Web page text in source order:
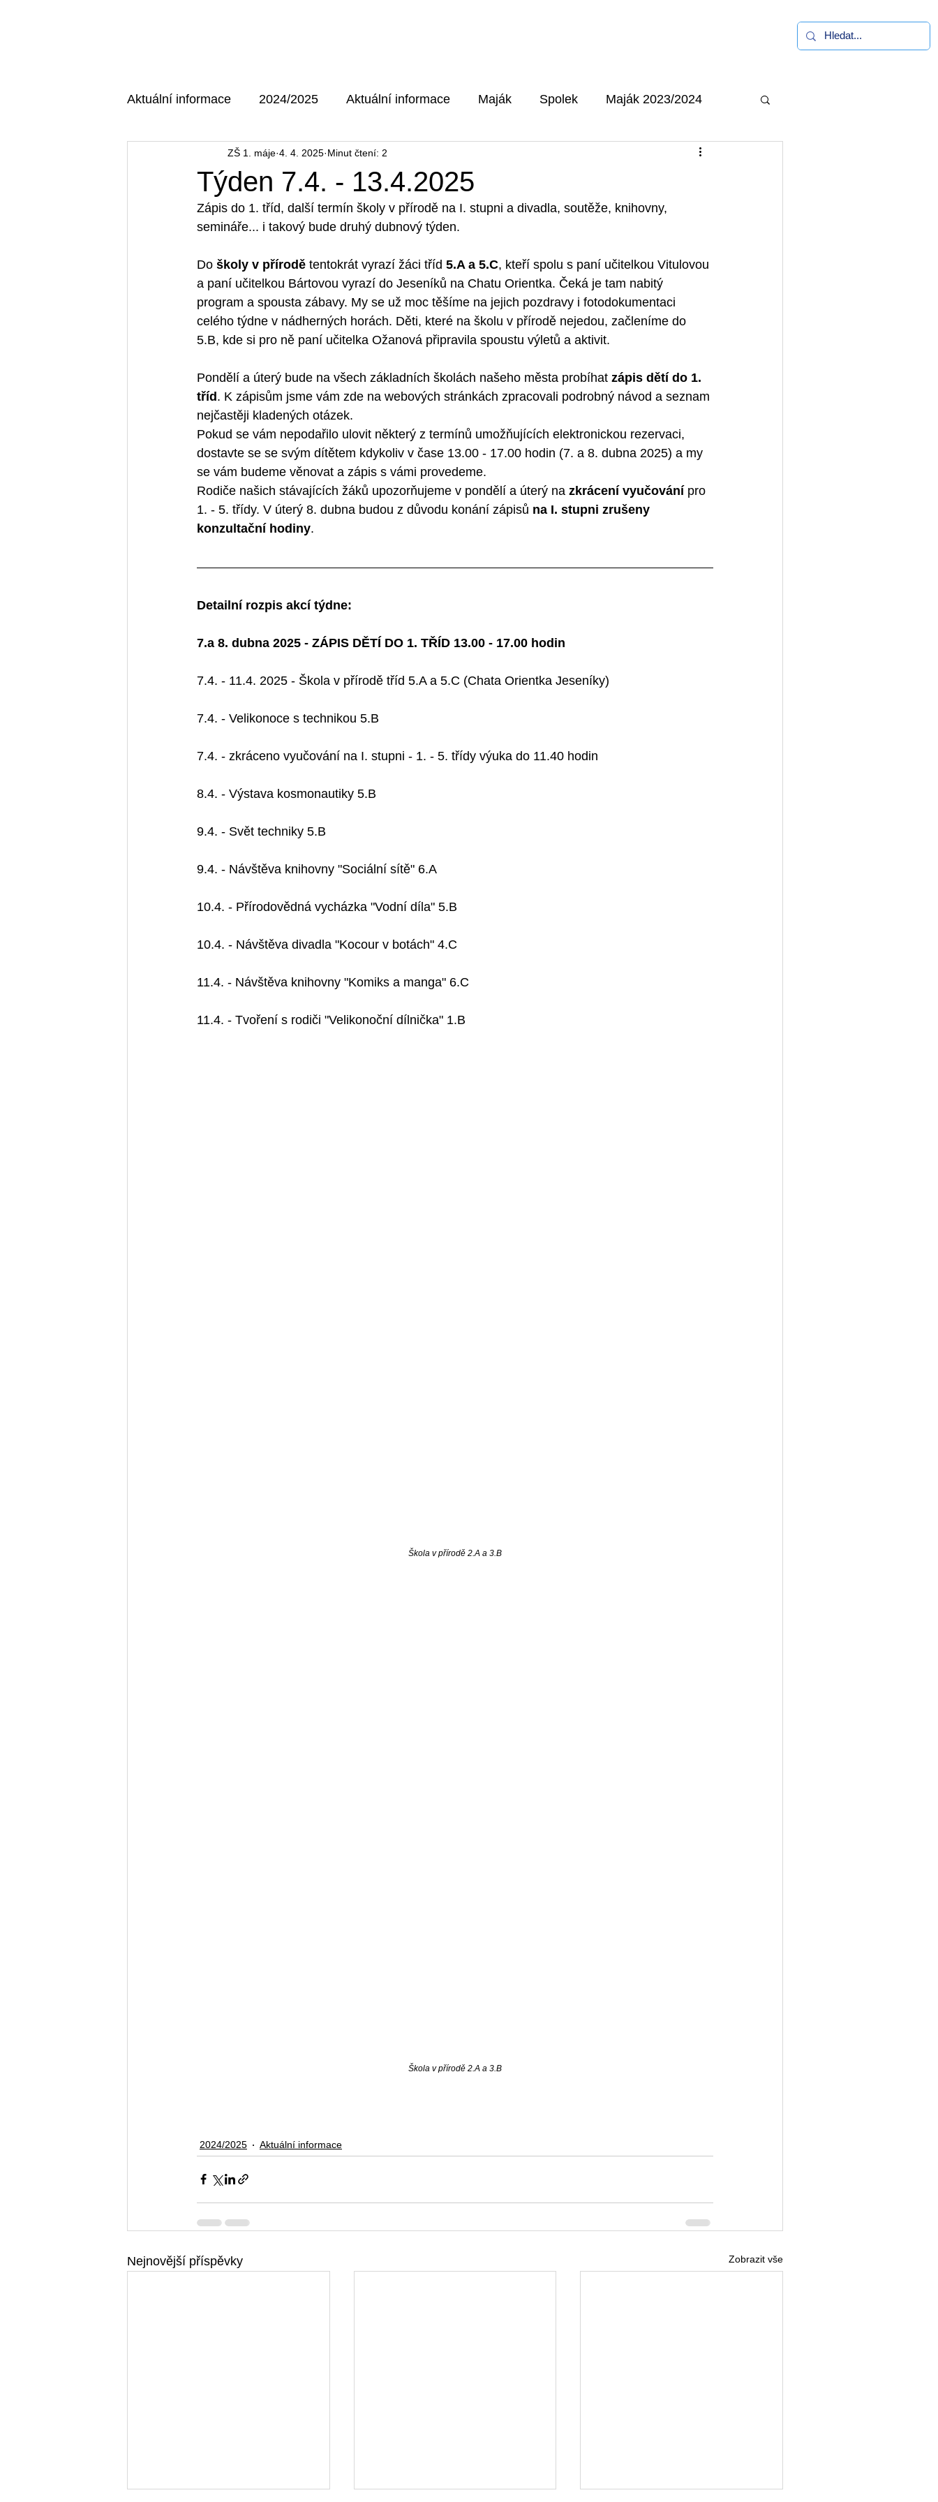
Aktuální informace 2024/2025 Aktuální informace Maják Spolek Maják 2023/2024
AKTUÁLNÍ MAJÁK 2025/2026
Týden 7.4. - 13.4.2025
ZŠ 1. máje 4. 4. 2025 Minut čtení: 2
Zápis do 1. tříd, další termín školy v přírodě na I. stupni a divadla, soutěže, knihovny,
semináře... i takový bude druhý dubnový týden.
Do školy v přírodě tentokrát vyrazí žáci tříd 5.A a 5.C, kteří spolu s paní učitelkou Vitulovou
a paní učitelkou Bártovou vyrazí do Jeseníků na Chatu Orientka. Čeká je tam nabitý
program a spousta zábavy. My se už moc těšíme na jejich pozdravy i fotodokumentaci
celého týdne v nádherných horách. Děti, které na školu v přírodě nejedou, začleníme do
5.B, kde si pro ně paní učitelka Ožanová připravila spoustu výletů a aktivit.
Pondělí a úterý bude na všech základních školách našeho města probíhat zápis dětí do 1.
tříd . K zápisům jsme vám zde na webových stránkách zpracovali podrobný návod a seznam
nejčastěji kladených otázek.
Pokud se vám nepodařilo ulovit některý z termínů umožňujících elektronickou rezervaci,
dostavte se se svým dítětem kdykoliv v čase 13.00 - 17.00 hodin (7. a 8. dubna 2025) a my
se vám budeme věnovat a zápis s vámi provedeme.
Rodiče našich stávajících žáků upozorňujeme v pondělí a úterý na zkrácení vyučování pro
1. - 5. třídy. V úterý 8. dubna budou z důvodu konání zápisů na I. stupni zrušeny
konzultační hodiny.
Detailní rozpis akcí týdne:
7.a 8. dubna 2025 - ZÁPIS DĚTÍ DO 1. TŘÍD 13.00 - 17.00 hodin
7.4. - 11.4. 2025 - Škola v přírodě tříd 5.A a 5.C (Chata Orientka Jeseníky)
7.4. - Velikonoce s technikou 5.B
7.4. - zkráceno vyučování na I. stupni - 1. - 5. třídy výuka do 11.40 hodin
8.4. - Výstava kosmonautiky 5.B
9.4. - Svět techniky 5.B
9.4. - Návštěva knihovny "Sociální sítě" 6.A
10.4. - Přírodovědná vycházka "Vodní díla" 5.B
10.4. - Návštěva divadla "Kocour v botách" 4.C
11.4. - Návštěva knihovny "Komiks a manga" 6.C
11.4. - Tvoření s rodiči "Velikonoční dílnička" 1.B
Škola v přírodě 2.A a 3.B
Škola v přírodě 2.A a 3.B
2024/2025 Aktuální informace
Nejnovější příspěvky Zobrazit vše